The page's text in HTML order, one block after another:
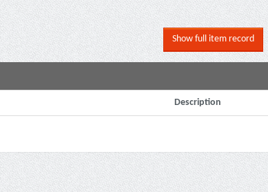
Show full item record
Description